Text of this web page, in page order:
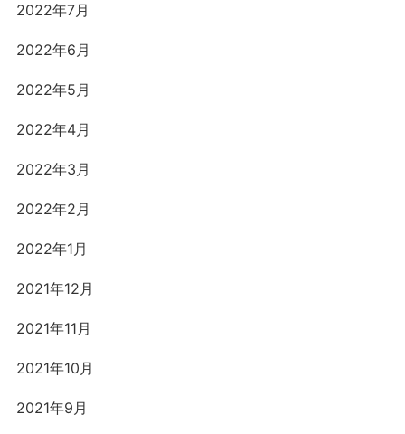
2022年7月
2022年6月
2022年5月
2022年4月
2022年3月
2022年2月
2022年1月
2021年12月
2021年11月
2021年10月
2021年9月